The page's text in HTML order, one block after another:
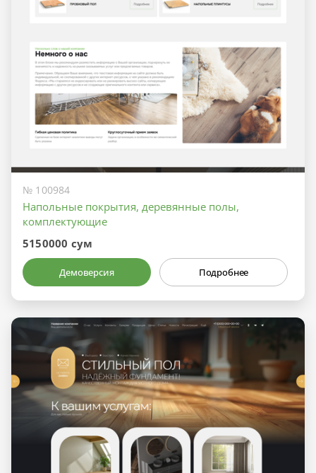
№ 100984
Напольные покрытия, деревянные полы,
комплектующие
5150000 сум
Демоверсия Подробнее